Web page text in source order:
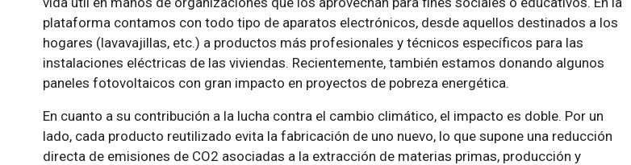
plataforma contamos con todo tipo de aparatos electrónicos, desde aquellos destinados a los
hogares (lavavajillas, etc.) a productos más profesionales y técnicos específicos para las
instalaciones eléctricas de las viviendas. Recientemente, también estamos donando algunos
paneles fotovoltaicos con gran impacto en proyectos de pobreza energética.
En cuanto a su contribución a la lucha contra el cambio climático, el impacto es doble. Por un
lado, cada producto reutilizado evita la fabricación de uno nuevo, lo que supone una reducción
directa de emisiones de CO2 asociadas a la extracción de materias primas, producción y